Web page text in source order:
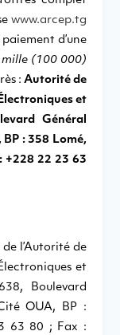
www.arcep.tg
d’une
mille (100 000)
: Autorité de
et
Général
: 358 Lomé,
+228 22 23 63
l’Autorité de
et
Boulevard
OUA, BP :
63 80 ; Fax :